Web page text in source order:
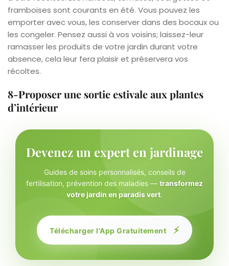
framboises sont courants en été. Vous pouvez les
emporter avec vous, les conserver dans des bocaux ou
les congeler. Pensez aussi à vos voisins; laissez-leur
ramasser les produits de votre jardin durant votre
absence, cela leur fera plaisir et préservera vos
récoltes.
8-Proposer une sortie estivale aux plantes
d’intérieur
Devenez un expert en jardinage
Guides de soins personnalisés, conseils de
fertilisation, prévention des maladies — transformez
votre jardin en paradis vert.
Télécharger l'App Gratuitement ⚡